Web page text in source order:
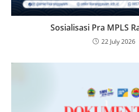
Sosialisasi Pra MPLS
22 July 2026